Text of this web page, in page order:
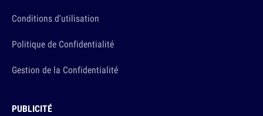
Conditions d'utilisation
Politique de Confidentialité
Gestion de la Confidentialité
PUBLICITÉ